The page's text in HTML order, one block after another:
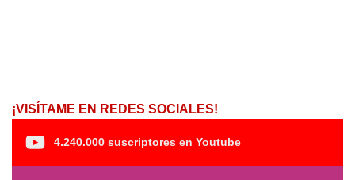
¡VISÍTAME EN REDES SOCIALES!
4.240.000 suscriptores en Youtube